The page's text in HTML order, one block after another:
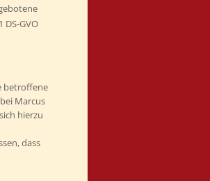
GVO
betroffene
Marcus
hierzu
dass